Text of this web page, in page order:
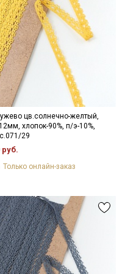
цв.солнечно-желтый,
хлопок-90%, п/э-10%,
29
руб.
Только онлайн-заказ